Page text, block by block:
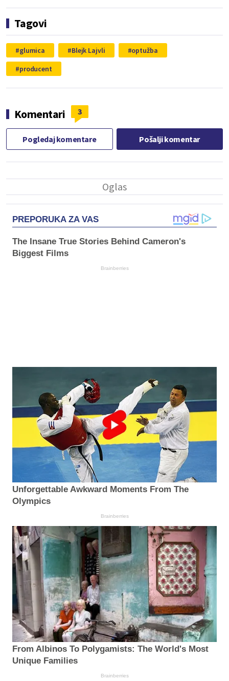
Tagovi
glumica Blejk Lajvli
optužba
producent
Komentari 3
Pogledaj komentare Pošalji komentar
PREPORUKA ZA VAS
The Insane True Stories Behind Cameron's
Biggest Films
Brainberries
Unforgettable Awkward Moments From The
Olympics
Brainberries
From Albinos To Polygamists: The World's Most
Unique Families
Brainberries